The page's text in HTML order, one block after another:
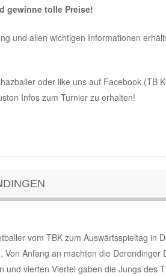
gewinne tolle Preise!
und allen wichtigen Informationen
oder like uns auf Facebook (TB
Infos zum Turnier zu erhalten!
vom TBK zum Auswärtsspieltag in
Anfang an machten die Derendinger
vierten Viertel gaben die Jungs des